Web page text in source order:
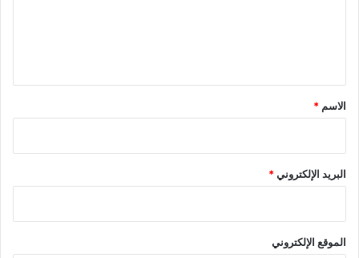
*
الاسم *
البريد الإلكتروني*
الموقع الإلكتروني